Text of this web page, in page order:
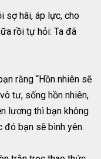
sợ hãi, áp lực, cho
rồi tự hỏi: Ta đã
rằng “Hồn nhiên sẽ
tư, sống hồn nhiên,
lương thì bạn không
đó bạn sẽ bình yên.